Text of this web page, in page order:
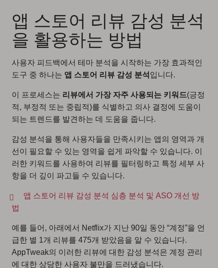
앱 스토어 리뷰 감성 분석
을 활용하는 방법
사용자 피드백에서 테마 분석을 시작하는 가장 효과적인
도구 중 하나는 앱 스토어 리뷰 감성 분석 입니다.
이 프로세스는 리뷰에서 가장 자주 사용되는 키워드(긍정
적, 부정적 또는 중립적)를 식별하고 의사 결정에 도움이
되는 트렌드를 발견하는 데 도움을 줍니다.
감성 분석을 통해 사용자들을 만족시키는 앱의 영역과 개
선이 필요할 수 있는 영역을 쉽게 파악할 수 있습니다. 이
러한 키워드를 사용하여 리뷰를 필터링하고 특정 세부 사
항을 더 깊이 파고들 수 있습니다.
앱 스토어 리뷰 감성 분석 심층 분석 및 ASO 개선 방
법
예를 들어, 아래에서 Netflix가 지난 90일 동안 “계정”을 언
급한 별 1개 리뷰를 475개 받았음을 알 수 있습니다.
AppTweak의 이러한 리뷰에 대한 감성 분석은 계정 관리
에 대한 상당한 사용자 불만을 드러냈습니다.